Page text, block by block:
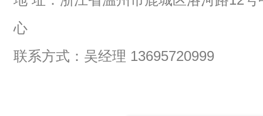
心
联系方式：吴经理 13695720999